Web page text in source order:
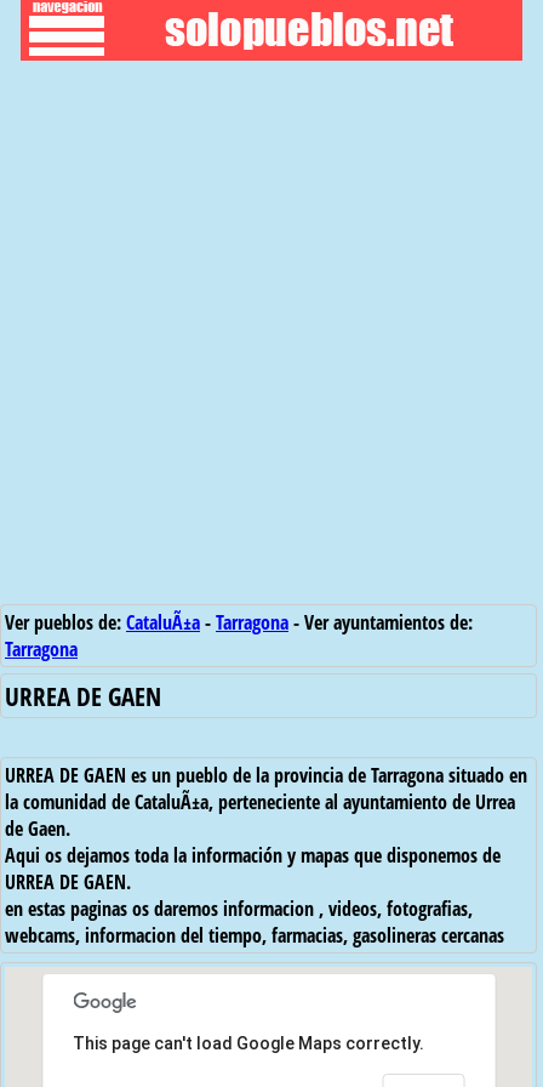
Ver pueblos de:CataluÃ±a-Tarragona- Ver ayuntamientos de:
Tarragona
URREA DE GAEN
URREA DE GAEN es un pueblo de la provincia de Tarragona situado en
la comunidad de CataluÃ±a, perteneciente al ayuntamiento de Urrea
de Gaen.
Aqui os dejamos toda la información y mapas que disponemos de
URREA DE GAEN.
en estas paginas os daremos informacion , videos, fotografias,
webcams, informacion del tiempo, farmacias, gasolineras cercanas
This page can't load Google Maps correctly.